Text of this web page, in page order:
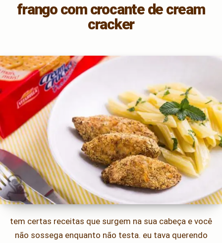
frango com crocante de cream
cracker
tem certas receitas que surgem na sua cabeça e você
não sossega enquanto não testa. eu tava querendo